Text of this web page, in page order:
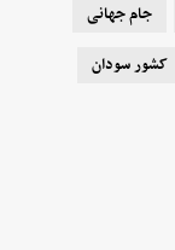
جام جهانی
کشور سودان